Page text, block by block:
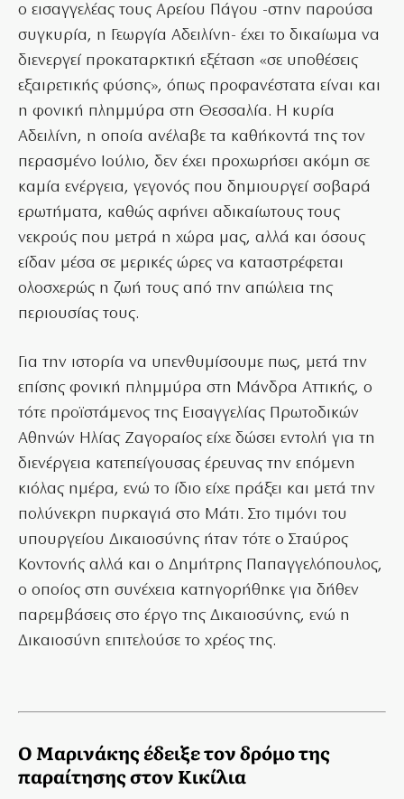
ο εισαγγελέας τους Αρείου Πάγου -στην παρούσα
συγκυρία, η Γεωργία Αδειλίνη- έχει το δικαίωμα να
διενεργεί προκαταρκτική εξέταση «σε υποθέσεις
εξαιρετικής φύσης», όπως προφανέστατα είναι και
η φονική πλημμύρα στη Θεσσαλία. Η κυρία
Αδειλίνη, η οποία ανέλαβε τα καθήκοντά της τον
περασμένο Ιούλιο, δεν έχει προχωρήσει ακόμη σε
καμία ενέργεια, γεγονός που δημιουργεί σοβαρά
ερωτήματα, καθώς αφήνει αδικαίωτους τους
νεκρούς που μετρά η χώρα μας, αλλά και όσους
είδαν μέσα σε μερικές ώρες να καταστρέφεται
ολοσχερώς η ζωή τους από την απώλεια της
περιουσίας τους.
Για την ιστορία να υπενθυμίσουμε πως, μετά την
επίσης φονική πλημμύρα στη Μάνδρα Αττικής, ο
τότε προϊστάμενος της Εισαγγελίας Πρωτοδικών
Αθηνών Ηλίας Ζαγοραίος είχε δώσει εντολή για τη
διενέργεια κατεπείγουσας έρευνας την επόμενη
κιόλας ημέρα, ενώ το ίδιο είχε πράξει και μετά την
πολύνεκρη πυρκαγιά στο Μάτι. Στο τιμόνι του
υπουργείου Δικαιοσύνης ήταν τότε ο Σταύρος
Κοντονής αλλά και ο Δημήτρης Παπαγγελόπουλος,
ο οποίος στη συνέχεια κατηγορήθηκε για δήθεν
παρεμβάσεις στο έργο της Δικαιοσύνης, ενώ η
Δικαιοσύνη επιτελούσε το χρέος της.
Ο Μαρινάκης έδειξε τον δρόμο της
παραίτησης στον Κικίλια